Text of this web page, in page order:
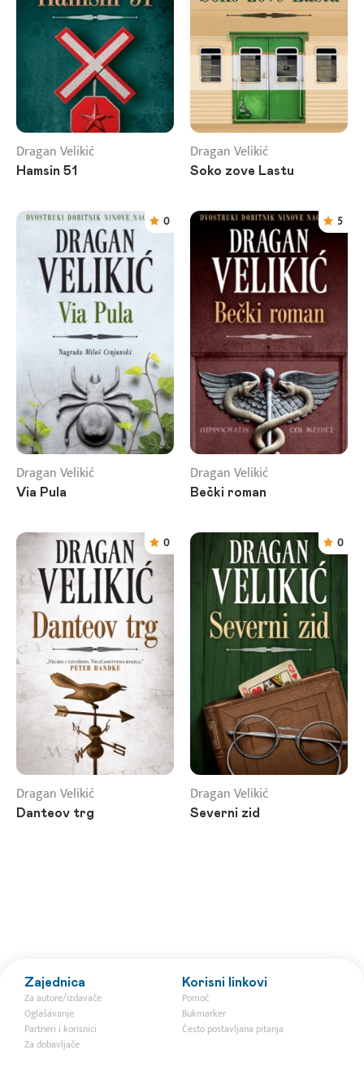
Dragan Velikić
Hamsin 51
Dragan Velikić
Soko zove Lastu
0
Dragan Velikić
Via Pula
5
Dragan Velikić
Bečki roman
0
Dragan Velikić
Danteov trg
0
Dragan Velikić
Severni zid
Zajednica
Za autore/izdavače
Oglašavanje
Partneri i korisnici
Za dobavljače
Korisni linkovi
Pomoć
Bukmarker
Često postavljana pitanja